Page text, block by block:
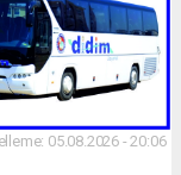
05.08.2026 - 20:06